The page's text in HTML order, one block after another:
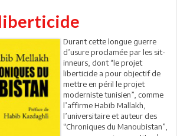
Durant cette longue guerre
d’usure proclamée par les sit-
inneurs, dont “le projet
liberticide a pour objectif de
mettre en péril le projet
moderniste tunisien”, comme
l’affirme Habib Mallakh,
l’universitaire et auteur des
“Chroniques du Manoubistan”,